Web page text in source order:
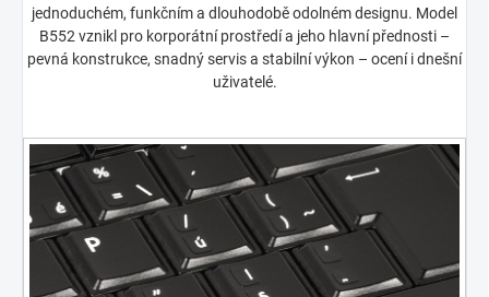
jednoduchém, funkčním a dlouhodobě odolném designu. Model
B552 vznikl pro korporátní prostředí a jeho hlavní přednosti –
pevná konstrukce, snadný servis a stabilní výkon – ocení i dnešní
uživatelé.